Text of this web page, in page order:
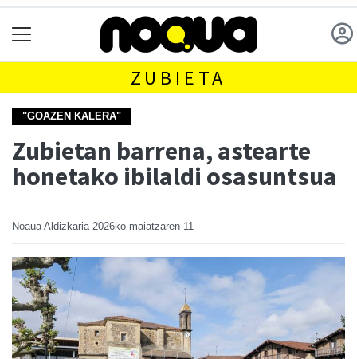
ZUBIETA
"GOAZEN KALERA"
Zubietan barrena, astearte
honetako ibilaldi osasuntsua
Noaua Aldizkaria 2026ko maiatzaren 11